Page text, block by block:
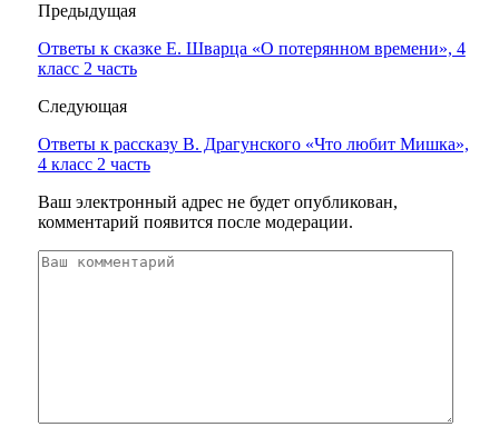
Предыдущая
Ответы к сказке Е. Шварца «О потерянном времени», 4
класс 2 часть
Следующая
Ответы к рассказу В. Драгунского «Что любит Мишка»,
4 класс 2 часть
Ваш электронный адрес не будет опубликован,
комментарий появится после модерации.